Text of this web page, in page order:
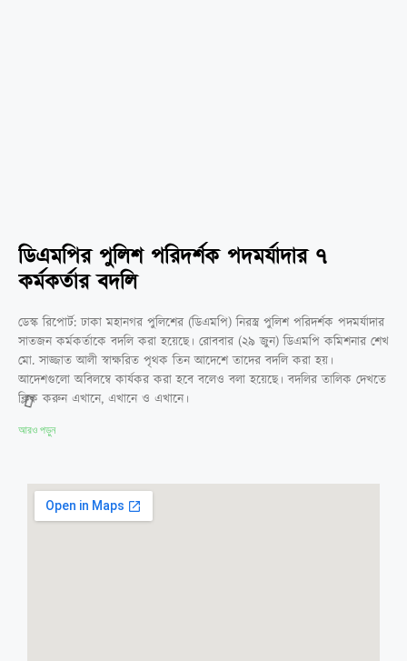
ডিএমপির পুলিশ পরিদর্শক পদমর্যাদার ৭
কর্মকর্তার বদলি
ডেস্ক রিপোর্ট: ঢাকা মহানগর পুলিশের (ডিএমপি) নিরস্ত্র পুলিশ পরিদর্শক পদমর্যাদার
সাতজন কর্মকর্তাকে বদলি করা হয়েছে। রোববার (২৯ জুন) ডিএমপি কমিশনার শেখ
মো. সাজ্জাত আলী স্বাক্ষরিত পৃথক তিন আদেশে তাদের বদলি করা হয়।
আদেশগুলো অবিলম্বে কার্যকর করা হবে বলেও বলা হয়েছে। বদলির তালিক দেখতে
ক্লিক করুন এখানে, এখানে ও এখানে।
আরও পড়ুন